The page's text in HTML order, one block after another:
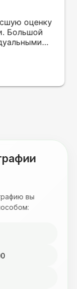
оценку
Большой
принт
не
вопросы.
вы